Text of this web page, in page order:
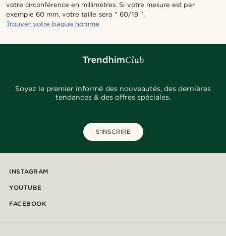
votre circonférence en millimètres. Si votre mesure est par
exemple 60 mm, votre taille sera " 60/19 ".
Trouver votre bague homme
Soyez le premier informé des nouveautés, des dernières
tendances & des offres spéciales.
S'INSCRIRE
INSTAGRAM
YOUTUBE
FACEBOOK